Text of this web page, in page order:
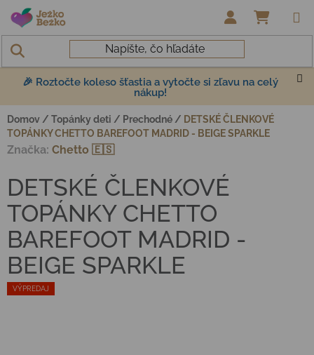
Prejsť na obsah
🎉 Roztočte koleso šťastia a vytočte si zľavu na celý
nákup!
Domov / Topánky deti / Prechodné / DETSKÉ ČLENKOVÉ
TOPÁNKY CHETTO BAREFOOT MADRID - BEIGE SPARKLE
VÝPREDAJ
DETSKÉ ČLENKOVÉ
TOPÁNKY CHETTO
BAREFOOT MADRID -
BEIGE SPARKLE
Značka: Chetto 🇪🇸